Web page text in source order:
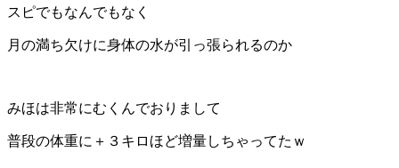
スピでもなんでもなく
月の満ち欠けに身体の水が引っ張られるのか
みほは非常にむくんでおりまして
普段の体重に＋３キロほど増量しちゃってたｗ